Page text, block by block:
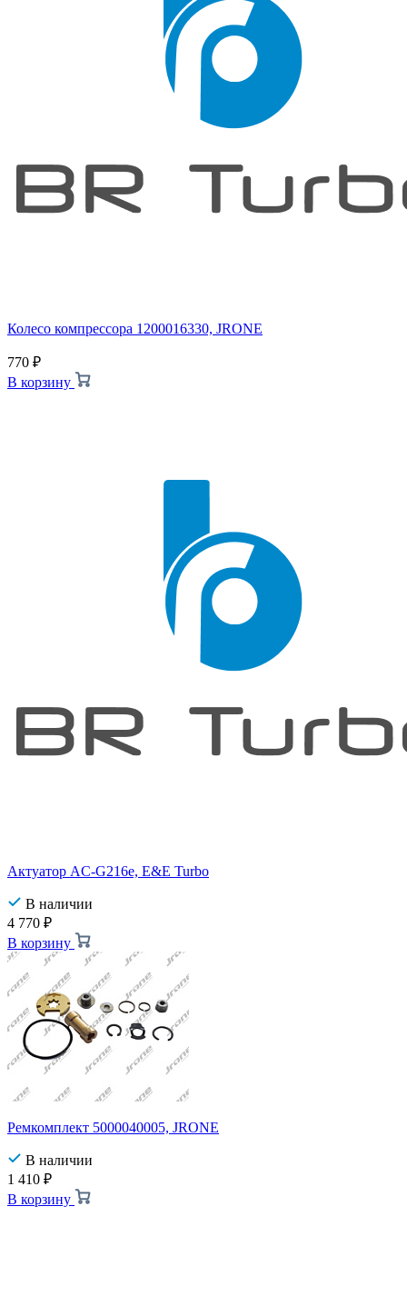
Колесо компрессора 1200016330, JRONE
770 ₽
В корзину
Актуатор AC-G216e, E&E Turbo
В наличии
4 770 ₽
В корзину
Ремкомплект 5000040005, JRONE
В наличии
1 410 ₽
В корзину